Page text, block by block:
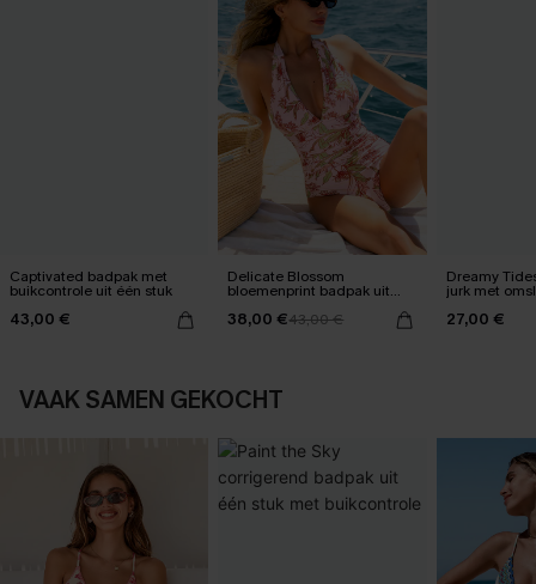
Captivated badpak met
buikcontrole uit één stuk
43,00 €
Delicate Blossom
bloemenprint badpak uit
38,00 €43,00 €
Dreamy
jurk met
27,00 €
VAAK SAMEN GEKOCHT